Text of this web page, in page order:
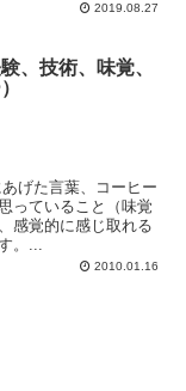
2019.08.27
、技術、味覚、
げた言葉、コーヒー
っていること（味覚
感覚的に感じ取れる
。...
2010.01.16